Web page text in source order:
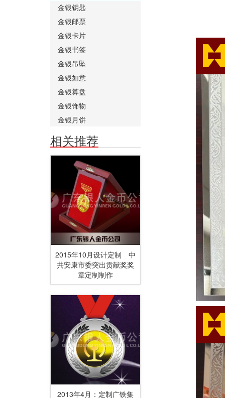
金银钥匙
金银邮票
金银卡片
金银书签
金银吊坠
金银如意
金银算盘
金银饰物
金银月饼
相关推荐
2015年10月设计定制 中
共安康市委突出贡献奖奖
章定制制作
2013年4月：定制广铁集